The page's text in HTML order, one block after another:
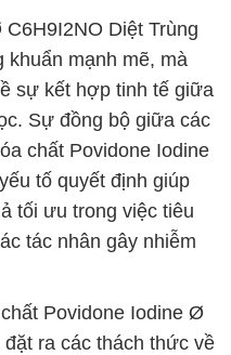
Diệt Trùng
khuẩn mạnh mẽ, mà
sự kết hợp tinh tế giữa
Sự đồng bộ giữa các
chất Povidone Iodine
tố quyết định giúp
tối ưu trong việc tiêu
tác nhân gây nhiễm
Povidone Iodine Ø
ra các thách thức về